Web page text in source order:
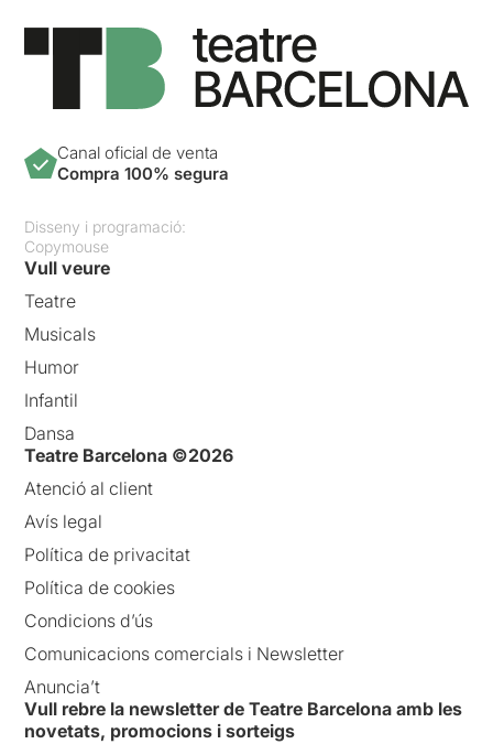
Canal oficial de venta
Compra 100% segura
Disseny i programació:
Copymouse
Vull veure
Teatre
Musicals
Humor
Infantil
Dansa
Teatre Barcelona ©2026
Atenció al client
Avís legal
Política de privacitat
Política de cookies
Condicions d’ús
Comunicacions comercials i Newsletter
Anuncia’t
Vull rebre la newsletter de Teatre Barcelona amb les
novetats, promocions i sorteigs